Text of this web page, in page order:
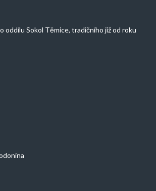
oddílu Sokol Těmice, tradičního již od roku